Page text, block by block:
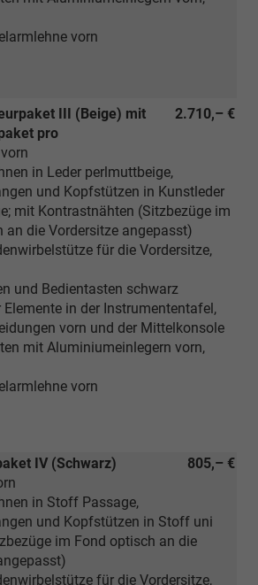
vorn
2.710,– €
III (Beige) mit
pro
in Leder perlmuttbeige,
und Kopfstützen in Kunstleder
mit Kontrastnähten (Sitzbezüge im
an die Vordersitze angepasst)
für die Vordersitze,
und Bedientasten schwarz
in der Instrumententafel,
vorn und der Mittelkonsole
mit Aluminiumeinlegern vorn,
vorn
805,– €
IV (Schwarz)
in Stoff Passage,
und Kopfstützen in Stoff uni
im Fond optisch an die
für die Vordersitze,